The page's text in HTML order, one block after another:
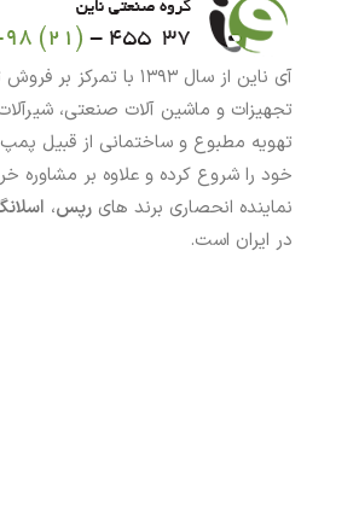
آی ناین از سال ۱۳۹۳ با
تجهیزات و ماشین آلات صنعتی،
تهویه مطبوع و ساختمانی از قبیل
خود را شروع کرده و علاوه بر مشاوره
نماینده انحصاری برند های رپس،
در ایران است.